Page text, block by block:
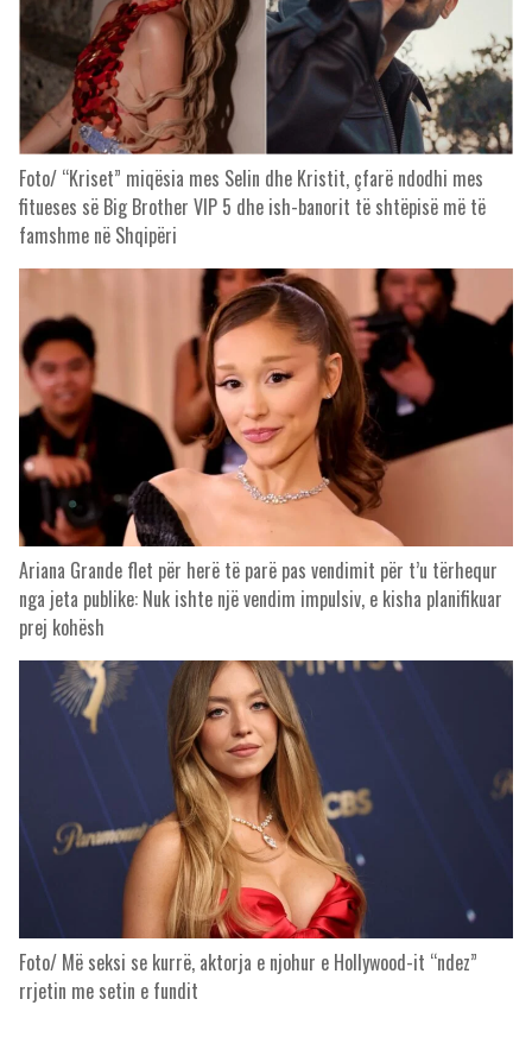
Foto/ “Kriset” miqësia mes Selin dhe Kristit, çfarë ndodhi mes
fitueses së Big Brother VIP 5 dhe ish-banorit të shtëpisë më të
famshme në Shqipëri
Ariana Grande flet për herë të parë pas vendimit për t’u tërhequr
nga jeta publike: Nuk ishte një vendim impulsiv, e kisha planifikuar
prej kohësh
Foto/ Më seksi se kurrë, aktorja e njohur e Hollywood-it “ndez”
rrjetin me setin e fundit